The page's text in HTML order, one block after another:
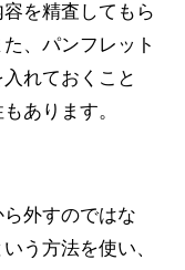
を精査してもら
、パンフレット
れておくこと
あります。
外すのではな
う方法を使い、